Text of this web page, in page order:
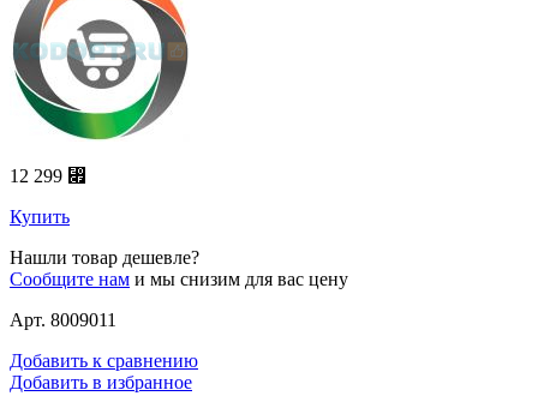
12 299 ⃏
Купить
Нашли товар дешевле?
Сообщите нам и мы снизим для вас цену
Арт. 8009011
Добавить к сравнению
Добавить в избранное